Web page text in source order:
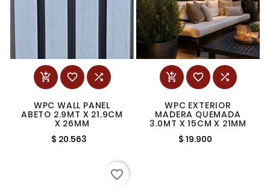
  
WPC WALL PANEL
ABETO 2.9MT X 21.9CM
X 26MM
$ 20.563
  
WPC EXTERIOR
MADERA QUEMADA
3.0MT X 15CM X 21MM
$ 19.900
favorite_border